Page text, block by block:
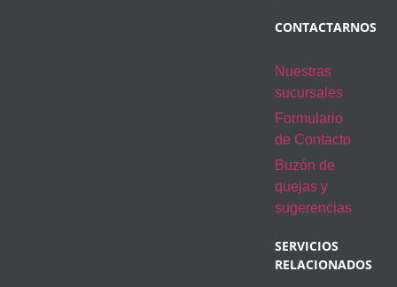
CONTACTARNOS
Nuestras
sucursales
Formulario
de Contacto
Buzón de
quejas y
sugerencias
SERVICIOS
RELACIONADOS